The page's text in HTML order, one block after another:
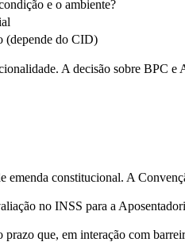
e o ambiente?
(depende do CID)
A decisão sobre BPC e
constitucional. A
no INSS para a
que, em interação com